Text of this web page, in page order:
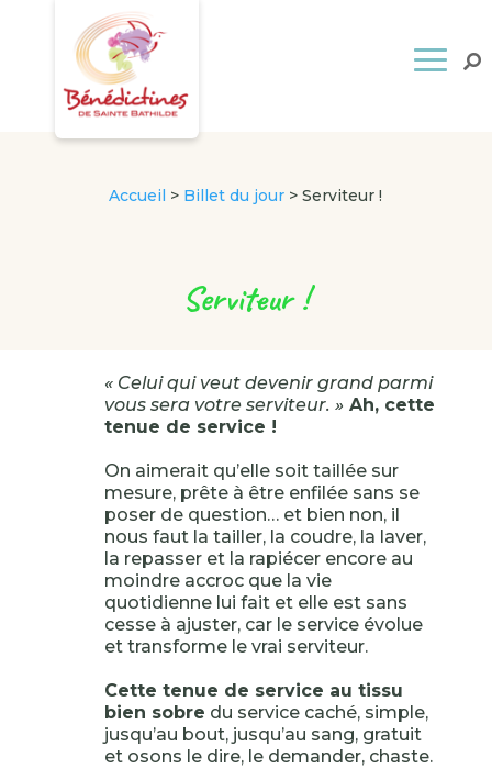
Accueil > Billet du jour >Serviteur !
Serviteur !
« Celui qui veut devenir grand parmi
vous sera votre serviteur. » Ah, cette
tenue de service !
On aimerait qu’elle soit taillée sur
mesure, prête à être enfilée sans se
poser de question… et bien non, il
nous faut la tailler, la coudre, la laver,
la repasser et la rapiécer encore au
moindre accroc que la vie
quotidienne lui fait et elle est sans
cesse à ajuster, car le service évolue
et transforme le vrai serviteur.
Cette tenue de service au tissu
bien sobre du service caché, simple,
jusqu’au bout, jusqu’au sang, gratuit
et osons le dire, le demander, chaste.